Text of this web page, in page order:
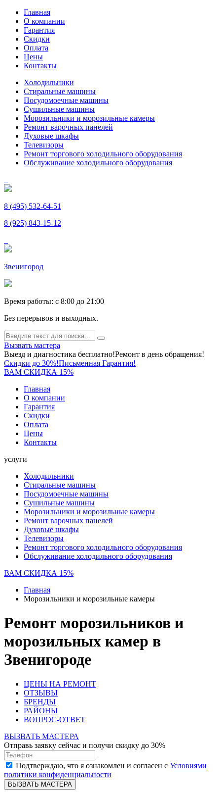
Главная
О компании
Гарантия
Скидки
Оплата
Цены
Контакты
Холодильники
Стиральные машины
Посудомоечные машины
Сушильные машины
Морозильники и морозильные камеры
Ремонт варочных панелей
Духовые шкафы
Телевизоры
Ремонт торгового холодильного оборудования
Обслуживание холодильного оборудования
8 (495) 532-64-51
8 (925) 843-15-12
Звенигород
Время работы: c 8:00 до 21:00
Без перерывов и выходных.
Вызвать мастера
Выезд и диагностика бесплатно!Ремонт в день обращения!
Скидки до 30%!Письменная Гарантия!
ВАМ СКИДКА 15%
Главная
О компании
Гарантия
Скидки
Оплата
Цены
Контакты
услуги
Холодильники
Стиральные машины
Посудомоечные машины
Сушильные машины
Морозильники и морозильные камеры
Ремонт варочных панелей
Духовые шкафы
Телевизоры
Ремонт торгового холодильного оборудования
Обслуживание холодильного оборудования
ВАМ СКИДКА 15%
Главная
Морозильники и морозильные камеры
Ремонт морозильников и
морозильных камер в
Звенигороде
ЦЕНЫ НА РЕМОНТ
ОТЗЫВЫ
БРЕНДЫ
РАЙОНЫ
ВОПРОС-ОТВЕТ
ВЫЗВАТЬ МАСТЕРА
Отправь заявку сейчас и получи скидку до 30%
Подтверждаю, что я ознакомлен и согласен с Условиями
политики конфиденциальности
ВЫЗВАТЬ МАСТЕРА